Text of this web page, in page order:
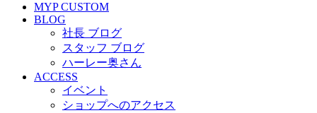
MYP CUSTOM
BLOG
社長 ブログ
スタッフ ブログ
ハーレー奥さん
ACCESS
イベント
ショップへのアクセス